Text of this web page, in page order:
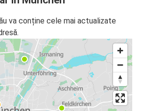
va conține cele mai actualizate